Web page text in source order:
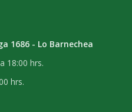
1686 - Lo Barnechea
18:00 hrs.
hrs.